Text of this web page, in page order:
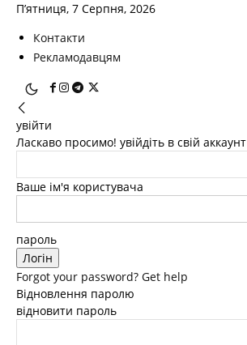
П’ятниця, 7 Серпня, 2026
Контакти
Рекламодавцям
увійти
Ласкаво просимо! увійдіть в свій аккаунт
Ваше ім'я користувача
пароль
Forgot your password? Get help
Відновлення паролю
відновити пароль